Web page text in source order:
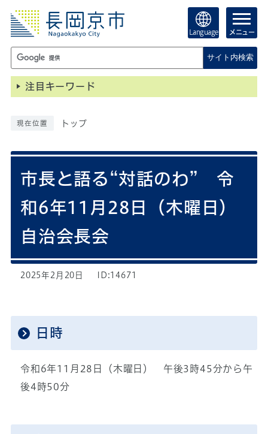
Language メニュー
サイト内検索
注目キーワード
現在位置 トップ
市長と語る“対話のわ” 令
和6年11月28日（木曜日）
自治会長会
2025年2月20日 ID:14671
日時
令和6年11月28日（木曜日） 午後3時45分から午
後4時50分